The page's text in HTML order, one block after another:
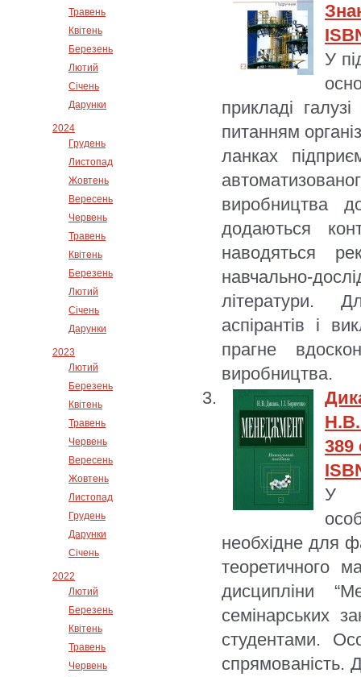
Травень
Квітень
Березень
Лютий
Січень
Дарунки
2024
Грудень
Листопад
Жовтень
Вересень
Червень
Травень
Квітень
Березень
Лютий
Січень
Дарунки
2023
Лютий
Березень
Квітень
Травень
Червень
Вересень
Жовтень
Листопад
Грудень
Дарунки
Січень
2022
Лютий
Березень
Квітень
Травень
Червень
У
прикладі
питанням
ланках
виробництва
додаються
наводяться
навчально-
літератури.
аспірантів і
прагне
виробництва.
389
У
необхідне для
теоретичного
дисципліни
семінарських
студентами.
спрямованість.